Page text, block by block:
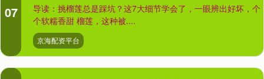
07
导读：挑榴莲总是踩坑？这7大细节学会了，一眼辨出好坏，个
个软糯香甜 榴莲，这种被....
京海配资平台